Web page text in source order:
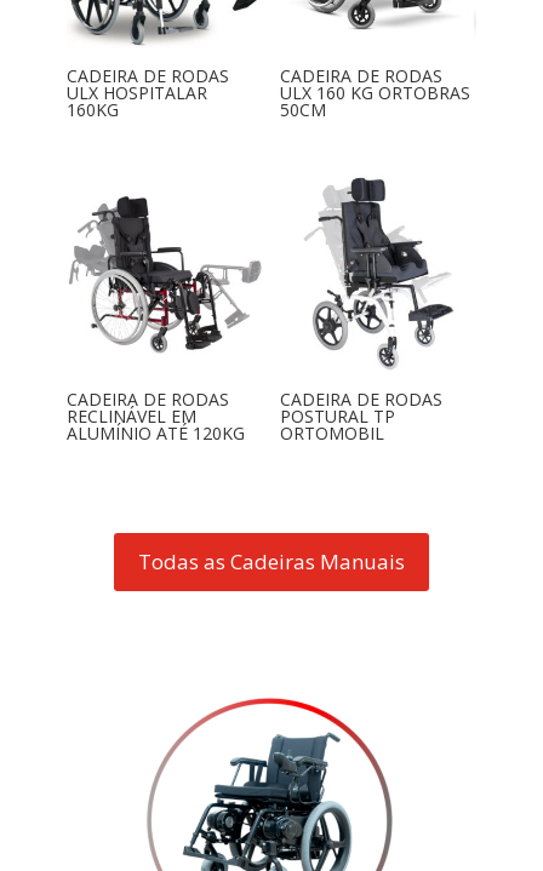
CADEIRA DE RODAS
ULX HOSPITALAR
160KG
CADEIRA DE RODAS
ULX 160 KG ORTOBRAS
50CM
CADEIRA DE RODAS
RECLINÁVEL EM
ALUMÍNIO ATÉ 120KG
CADEIRA DE RODAS
POSTURAL TP
ORTOMOBIL
Todas as Cadeiras Manuais